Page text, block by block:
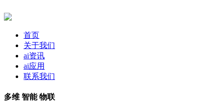
首页
关于我们
ai资讯
ai应用
联系我们
多维 智能 物联